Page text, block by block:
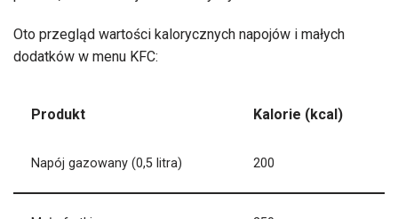
Oto przegląd wartości kalorycznych napojów i małych
dodatków w menu KFC:
Produkt Kalorie (kcal)
Napój gazowany (0,5 litra) 200